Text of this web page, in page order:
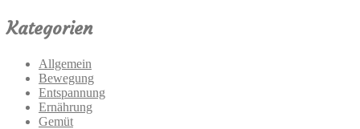
Kategorien
Allgemein
Bewegung
Entspannung
Ernährung
Gemüt